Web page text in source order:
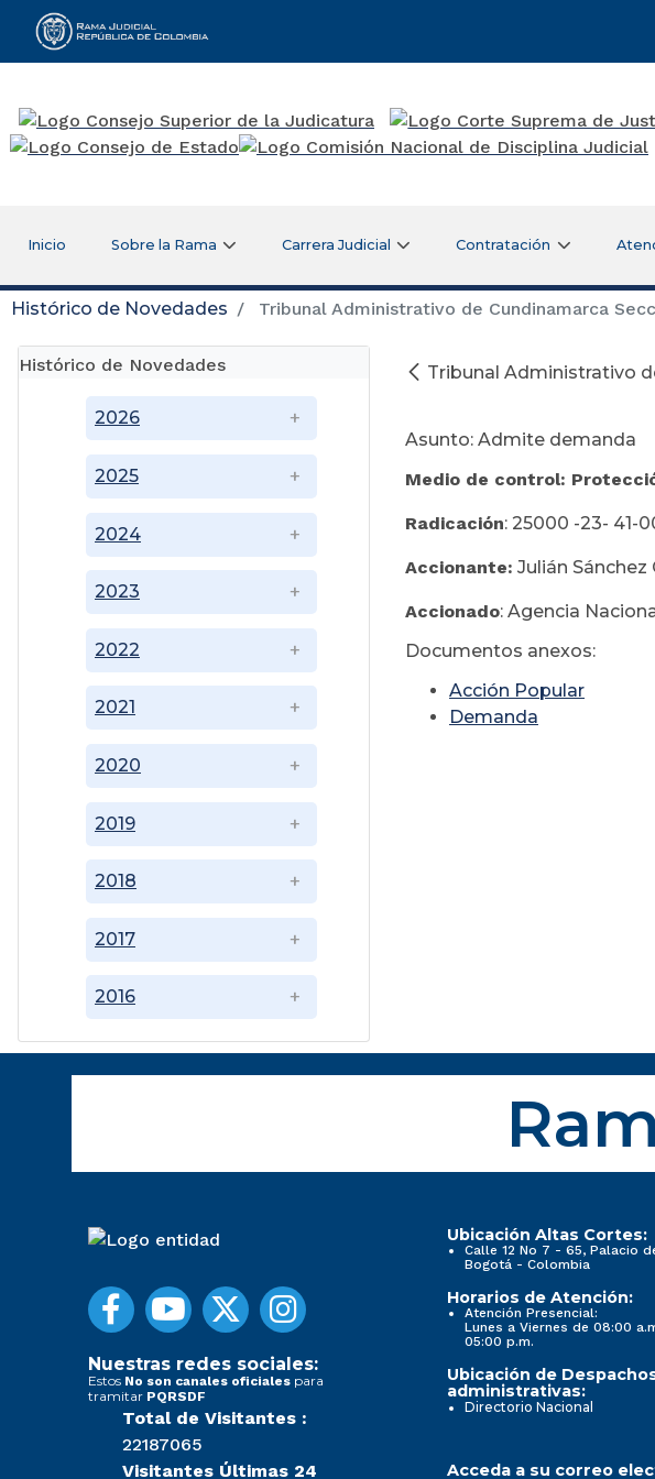
Rama Judicial
Inicio Sobre la Rama Carrera Judicial Contratación
Histórico de Novedades Tribunal Administrativo de Cundinamarca
Histórico de Novedades
2016
2017
2018
2019
2020
2021
2022
2023
2024
2025
2026
Tribunal Administrativo
Junio
Asunto: Admite demanda
Medio de control:
Radicación: 25000 -23- 41-
Accionante: Julián
Accionado: Agencia
Documentos anexos:
Acción Popular
Demanda
Nuestras redes sociales:
Estos No son canales oficiales para
tramitar PQRSDF
Total de Visitantes :
22187065
Visitantes Últimas 24
Ubicación Altas Cortes:
Calle 12 No 7 - 65, Palacio
Bogotá - Colombia
Horarios de Atención:
Atención Presencial:
Lunes a Viernes de 08:00
05:00 p.m.
Ubicación de
administrativas:
Directorio Nacional
Acceda a su correo